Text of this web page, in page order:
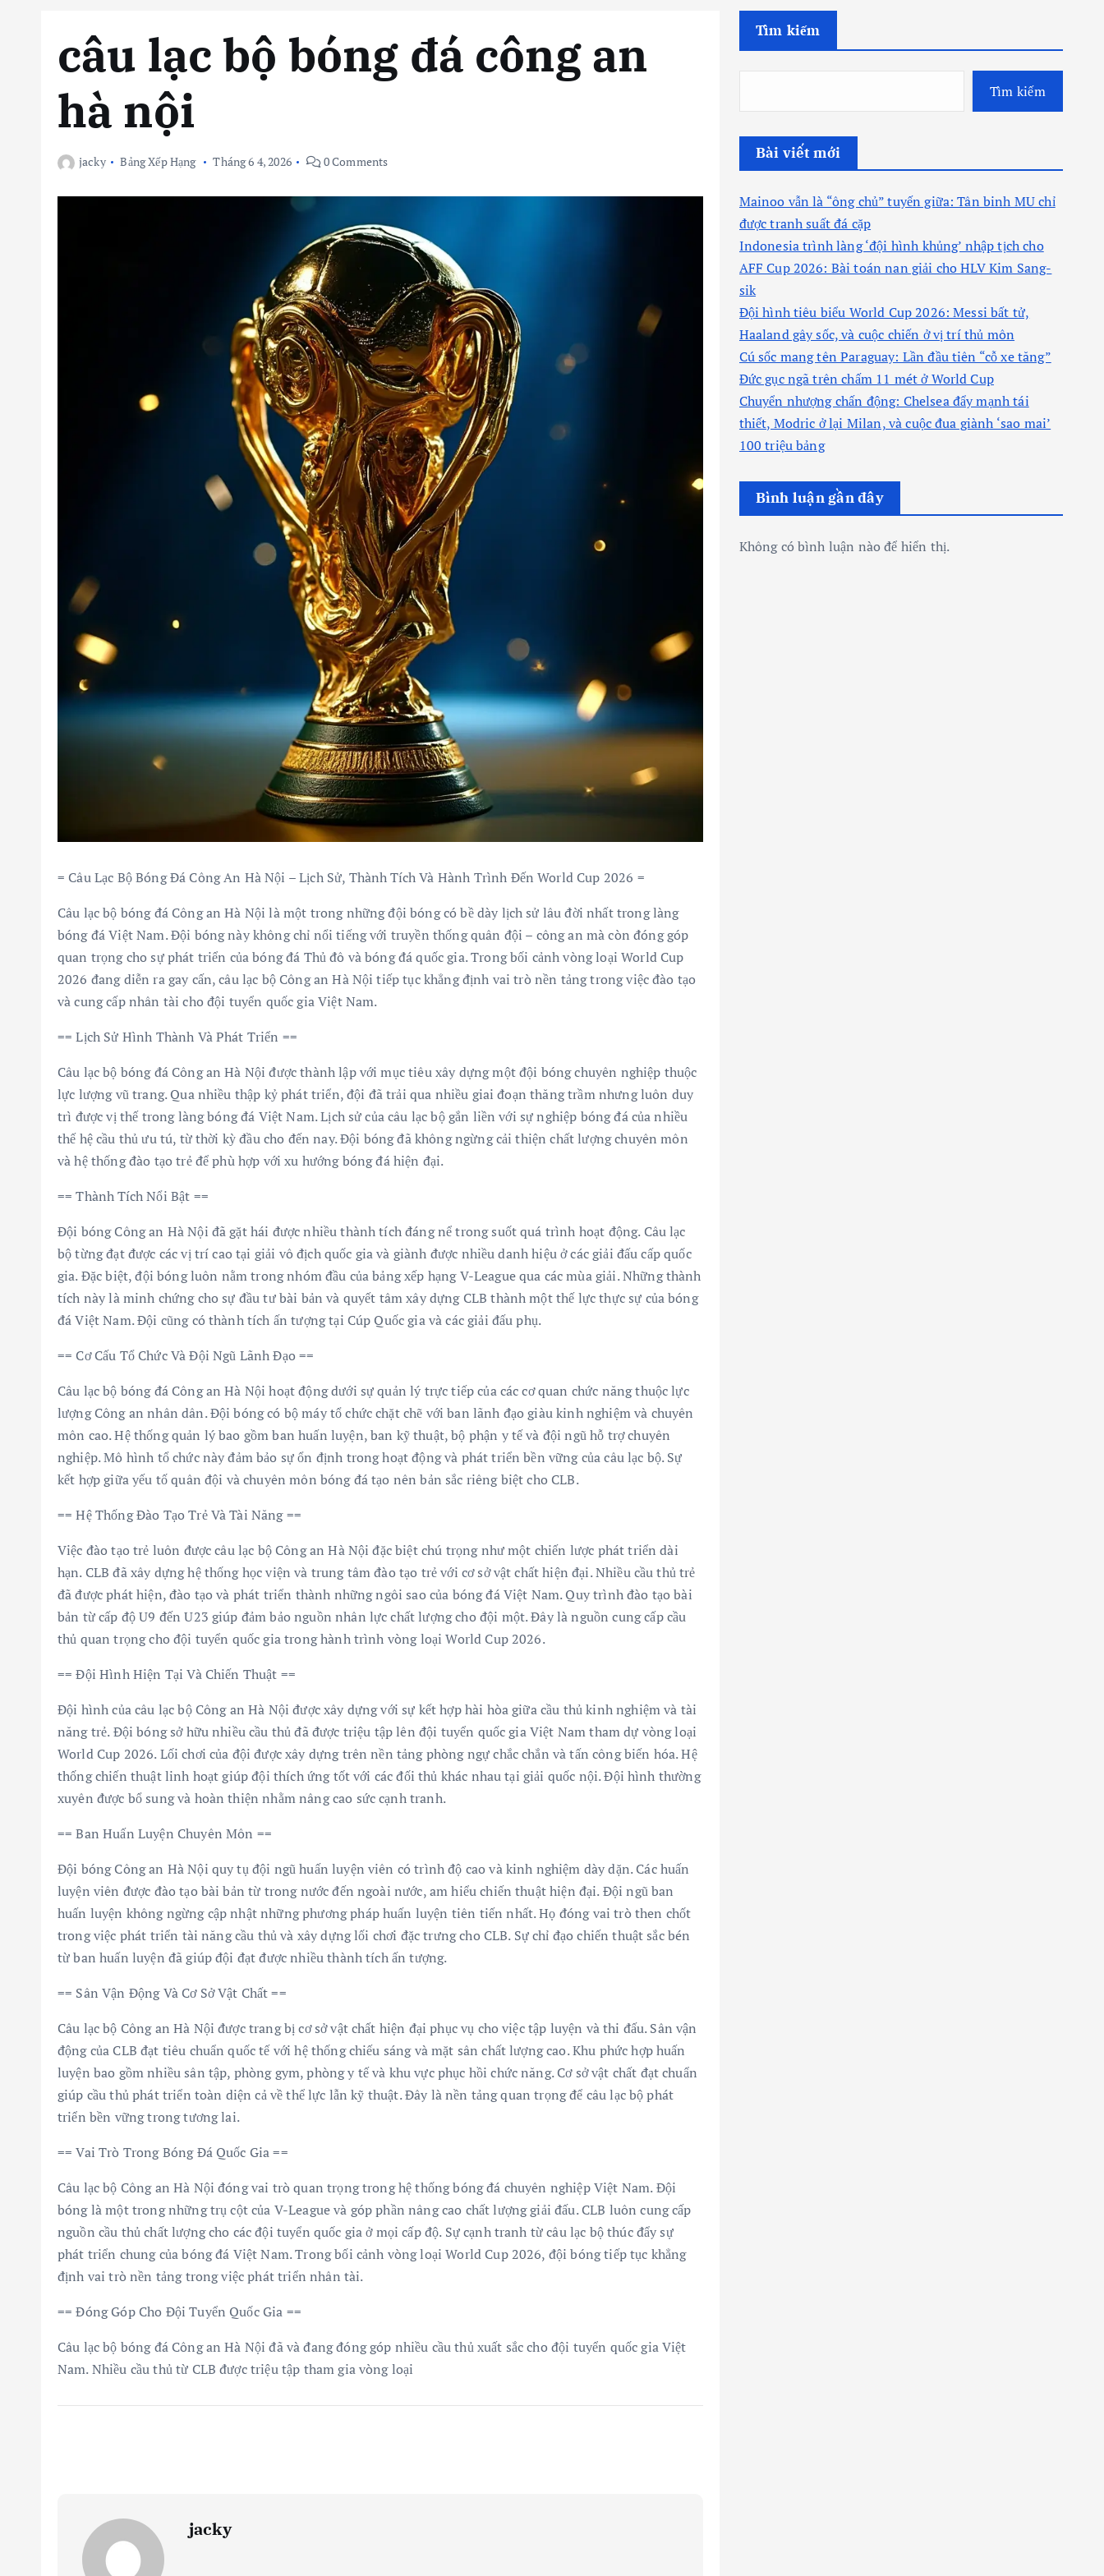
câu lạc bộ bóng đá công an
hà nội
jacky Bảng Xếp Hạng Tháng 6 4, 2026 0 Comments
= Câu Lạc Bộ Bóng Đá Công An Hà Nội – Lịch Sử, Thành Tích Và Hành Trình Đến World Cup 2026 =
Câu lạc bộ bóng đá Công an Hà Nội là một trong những đội bóng có bề dày lịch sử lâu đời nhất trong làng
bóng đá Việt Nam. Đội bóng này không chỉ nổi tiếng với truyền thống quân đội – công an mà còn đóng góp
quan trọng cho sự phát triển của bóng đá Thủ đô và bóng đá quốc gia. Trong bối cảnh vòng loại World Cup
2026 đang diễn ra gay cấn, câu lạc bộ Công an Hà Nội tiếp tục khẳng định vai trò nền tảng trong việc đào tạo
và cung cấp nhân tài cho đội tuyển quốc gia Việt Nam.
== Lịch Sử Hình Thành Và Phát Triển ==
Câu lạc bộ bóng đá Công an Hà Nội được thành lập với mục tiêu xây dựng một đội bóng chuyên nghiệp thuộc
lực lượng vũ trang. Qua nhiều thập kỷ phát triển, đội đã trải qua nhiều giai đoạn thăng trầm nhưng luôn duy
trì được vị thế trong làng bóng đá Việt Nam. Lịch sử của câu lạc bộ gắn liền với sự nghiệp bóng đá của nhiều
thế hệ cầu thủ ưu tú, từ thời kỳ đầu cho đến nay. Đội bóng đã không ngừng cải thiện chất lượng chuyên môn
và hệ thống đào tạo trẻ để phù hợp với xu hướng bóng đá hiện đại.
== Thành Tích Nổi Bật ==
Đội bóng Công an Hà Nội đã gặt hái được nhiều thành tích đáng nể trong suốt quá trình hoạt động. Câu lạc
bộ từng đạt được các vị trí cao tại giải vô địch quốc gia và giành được nhiều danh hiệu ở các giải đấu cấp quốc
gia. Đặc biệt, đội bóng luôn nằm trong nhóm đầu của bảng xếp hạng V-League qua các mùa giải. Những thành
tích này là minh chứng cho sự đầu tư bài bản và quyết tâm xây dựng CLB thành một thế lực thực sự của bóng
đá Việt Nam. Đội cũng có thành tích ấn tượng tại Cúp Quốc gia và các giải đấu phụ.
== Cơ Cấu Tổ Chức Và Đội Ngũ Lãnh Đạo ==
Câu lạc bộ bóng đá Công an Hà Nội hoạt động dưới sự quản lý trực tiếp của các cơ quan chức năng thuộc lực
lượng Công an nhân dân. Đội bóng có bộ máy tổ chức chặt chẽ với ban lãnh đạo giàu kinh nghiệm và chuyên
môn cao. Hệ thống quản lý bao gồm ban huấn luyện, ban kỹ thuật, bộ phận y tế và đội ngũ hỗ trợ chuyên
nghiệp. Mô hình tổ chức này đảm bảo sự ổn định trong hoạt động và phát triển bền vững của câu lạc bộ. Sự
kết hợp giữa yếu tố quân đội và chuyên môn bóng đá tạo nên bản sắc riêng biệt cho CLB.
== Hệ Thống Đào Tạo Trẻ Và Tài Năng ==
Việc đào tạo trẻ luôn được câu lạc bộ Công an Hà Nội đặc biệt chú trọng như một chiến lược phát triển dài
hạn. CLB đã xây dựng hệ thống học viện và trung tâm đào tạo trẻ với cơ sở vật chất hiện đại. Nhiều cầu thủ trẻ
đã được phát hiện, đào tạo và phát triển thành những ngôi sao của bóng đá Việt Nam. Quy trình đào tạo bài
bản từ cấp độ U9 đến U23 giúp đảm bảo nguồn nhân lực chất lượng cho đội một. Đây là nguồn cung cấp cầu
thủ quan trọng cho đội tuyển quốc gia trong hành trình vòng loại World Cup 2026.
== Đội Hình Hiện Tại Và Chiến Thuật ==
Đội hình của câu lạc bộ Công an Hà Nội được xây dựng với sự kết hợp hài hòa giữa cầu thủ kinh nghiệm và tài
năng trẻ. Đội bóng sở hữu nhiều cầu thủ đã được triệu tập lên đội tuyển quốc gia Việt Nam tham dự vòng loại
World Cup 2026. Lối chơi của đội được xây dựng trên nền tảng phòng ngự chắc chắn và tấn công biến hóa. Hệ
thống chiến thuật linh hoạt giúp đội thích ứng tốt với các đối thủ khác nhau tại giải quốc nội. Đội hình thường
xuyên được bổ sung và hoàn thiện nhằm nâng cao sức cạnh tranh.
== Ban Huấn Luyện Chuyên Môn ==
Đội bóng Công an Hà Nội quy tụ đội ngũ huấn luyện viên có trình độ cao và kinh nghiệm dày dặn. Các huấn
luyện viên được đào tạo bài bản từ trong nước đến ngoài nước, am hiểu chiến thuật hiện đại. Đội ngũ ban
huấn luyện không ngừng cập nhật những phương pháp huấn luyện tiên tiến nhất. Họ đóng vai trò then chốt
trong việc phát triển tài năng cầu thủ và xây dựng lối chơi đặc trưng cho CLB. Sự chỉ đạo chiến thuật sắc bén
từ ban huấn luyện đã giúp đội đạt được nhiều thành tích ấn tượng.
== Sân Vận Động Và Cơ Sở Vật Chất ==
Câu lạc bộ Công an Hà Nội được trang bị cơ sở vật chất hiện đại phục vụ cho việc tập luyện và thi đấu. Sân vận
động của CLB đạt tiêu chuẩn quốc tế với hệ thống chiếu sáng và mặt sân chất lượng cao. Khu phức hợp huấn
luyện bao gồm nhiều sân tập, phòng gym, phòng y tế và khu vực phục hồi chức năng. Cơ sở vật chất đạt chuẩn
giúp cầu thủ phát triển toàn diện cả về thể lực lẫn kỹ thuật. Đây là nền tảng quan trọng để câu lạc bộ phát
triển bền vững trong tương lai.
== Vai Trò Trong Bóng Đá Quốc Gia ==
Câu lạc bộ Công an Hà Nội đóng vai trò quan trọng trong hệ thống bóng đá chuyên nghiệp Việt Nam. Đội
bóng là một trong những trụ cột của V-League và góp phần nâng cao chất lượng giải đấu. CLB luôn cung cấp
nguồn cầu thủ chất lượng cho các đội tuyển quốc gia ở mọi cấp độ. Sự cạnh tranh từ câu lạc bộ thúc đẩy sự
phát triển chung của bóng đá Việt Nam. Trong bối cảnh vòng loại World Cup 2026, đội bóng tiếp tục khẳng
định vai trò nền tảng trong việc phát triển nhân tài.
== Đóng Góp Cho Đội Tuyển Quốc Gia ==
Câu lạc bộ bóng đá Công an Hà Nội đã và đang đóng góp nhiều cầu thủ xuất sắc cho đội tuyển quốc gia Việt
Nam. Nhiều cầu thủ từ CLB được triệu tập tham gia vòng loại
jacky
Tìm kiếm
Tìm kiếm
Bài viết mới
Mainoo vẫn là “ông chủ” tuyến giữa: Tân binh MU chỉ
được tranh suất đá cặp
Indonesia trình làng ‘đội hình khủng’ nhập tịch cho
AFF Cup 2026: Bài toán nan giải cho HLV Kim Sang-
sik
Đội hình tiêu biểu World Cup 2026: Messi bất tử,
Haaland gây sốc, và cuộc chiến ở vị trí thủ môn
Cú sốc mang tên Paraguay: Lần đầu tiên “cỗ xe tăng”
Đức gục ngã trên chấm 11 mét ở World Cup
Chuyển nhượng chấn động: Chelsea đẩy mạnh tái
thiết, Modric ở lại Milan, và cuộc đua giành ‘sao mai’
100 triệu bảng
Bình luận gần đây
Không có bình luận nào để hiển thị.